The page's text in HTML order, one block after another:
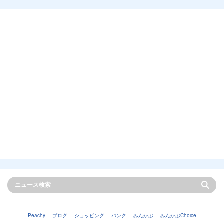
Peachy ブログ ショッピング バンク みんかぶ みんかぶChoice